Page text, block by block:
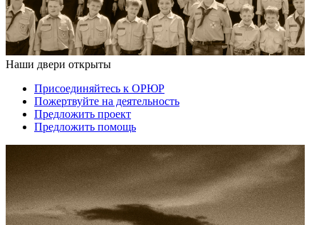
Наши двери открыты
Присоединяйтесь к ОРЮР
Пожертвуйте на деятельность
Предложить проект
Предложить помощь